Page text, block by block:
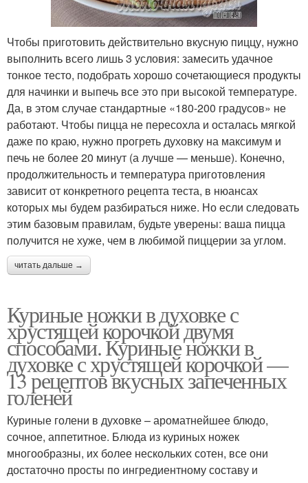
Чтобы приготовить действительно вкусную пиццу, нужно
выполнить всего лишь 3 условия: замесить удачное
тонкое тесто, подобрать хорошо сочетающиеся продукты
для начинки и выпечь все это при высокой температуре.
Да, в этом случае стандартные «180-200 градусов» не
работают. Чтобы пицца не пересохла и осталась мягкой
даже по краю, нужно прогреть духовку на максимум и
печь не более 20 минут (а лучше — меньше). Конечно,
продолжительность и температура приготовления
зависит от конкретного рецепта теста, в нюансах
которых мы будем разбираться ниже. Но если следовать
этим базовым правилам, будьте уверены: ваша пицца
получится не хуже, чем в любимой пиццерии за углом.
читать дальше →
Куриные ножки в духовке с
хрустящей корочкой двумя
способами. Куриные ножки в
духовке с хрустящей корочкой —
13 рецептов вкусных запеченных
голеней
Куриные голени в духовке – ароматнейшее блюдо,
сочное, аппетитное. Блюда из куриных ножек
многообразны, их более нескольких сотен, все они
достаточно просты по ингредиентному составу и